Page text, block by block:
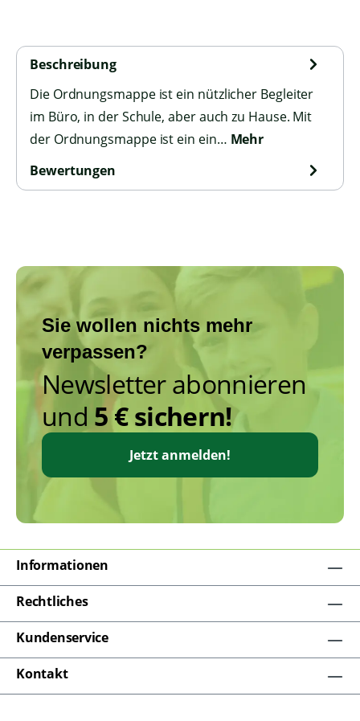
Beschreibung
Die Ordnungsmappe ist ein nützlicher Begleiter
im Büro, in der Schule, aber auch zu Hause. Mit
der Ordnungsmappe ist ein ein… Mehr
Bewertungen
Sie wollen nichts mehr
verpassen?
Newsletter abonnieren
und 5 € sichern!
Jetzt anmelden!
Informationen
Rechtliches
Kundenservice
Kontakt